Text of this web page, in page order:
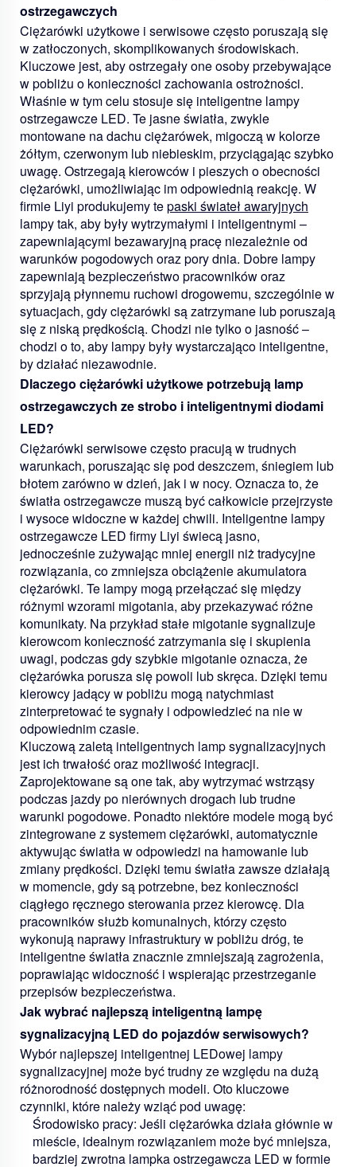
ostrzegawczych
Ciężarówki użytkowe i serwisowe często poruszają się
w zatłoczonych, skomplikowanych środowiskach.
Kluczowe jest, aby ostrzegały one osoby przebywające
w pobliżu o konieczności zachowania ostrożności.
Właśnie w tym celu stosuje się inteligentne lampy
ostrzegawcze LED. Te jasne światła, zwykle
montowane na dachu ciężarówek, migoczą w kolorze
żółtym, czerwonym lub niebieskim, przyciągając szybko
uwagę. Ostrzegają kierowców i pieszych o obecności
ciężarówki, umożliwiając im odpowiednią reakcję. W
firmie Liyi produkujemy tepaski świateł awaryjnych
lampy tak, aby były wytrzymałymi i inteligentnymi –
zapewniającymi bezawaryjną pracę niezależnie od
warunków pogodowych oraz pory dnia. Dobre lampy
zapewniają bezpieczeństwo pracowników oraz
sprzyjają płynnemu ruchowi drogowemu, szczególnie w
sytuacjach, gdy ciężarówki są zatrzymane lub poruszają
się z niską prędkością. Chodzi nie tylko o jasność –
chodzi o to, aby lampy były wystarczająco inteligentne,
by działać niezawodnie.
Dlaczego ciężarówki użytkowe potrzebują lamp
ostrzegawczych ze strobo i inteligentnymi diodami
LED?
Ciężarówki serwisowe często pracują w trudnych
warunkach, poruszając się pod deszczem, śniegiem lub
błotem zarówno w dzień, jak i w nocy. Oznacza to, że
światła ostrzegawcze muszą być całkowicie przejrzyste
i wysoce widoczne w każdej chwili. Inteligentne lampy
ostrzegawcze LED firmy Liyi świecą jasno,
jednocześnie zużywając mniej energii niż tradycyjne
rozwiązania, co zmniejsza obciążenie akumulatora
ciężarówki. Te lampy mogą przełączać się między
różnymi wzorami migotania, aby przekazywać różne
komunikaty. Na przykład stałe migotanie sygnalizuje
kierowcom konieczność zatrzymania się i skupienia
uwagi, podczas gdy szybkie migotanie oznacza, że
ciężarówka porusza się powoli lub skręca. Dzięki temu
kierowcy jadący w pobliżu mogą natychmiast
zinterpretować te sygnały i odpowiedzieć na nie w
odpowiednim czasie.
Kluczową zaletą inteligentnych lamp sygnalizacyjnych
jest ich trwałość oraz możliwość integracji.
Zaprojektowane są one tak, aby wytrzymać wstrząsy
podczas jazdy po nierównych drogach lub trudne
warunki pogodowe. Ponadto niektóre modele mogą być
zintegrowane z systemem ciężarówki, automatycznie
aktywując światła w odpowiedzi na hamowanie lub
zmiany prędkości. Dzięki temu światła zawsze działają
w momencie, gdy są potrzebne, bez konieczności
ciągłego ręcznego sterowania przez kierowcę. Dla
pracowników służb komunalnych, którzy często
wykonują naprawy infrastruktury w pobliżu dróg, te
inteligentne światła znacznie zmniejszają zagrożenia,
poprawiając widoczność i wspierając przestrzeganie
przepisów bezpieczeństwa.
Jak wybrać najlepszą inteligentną lampę
sygnalizacyjną LED do pojazdów serwisowych?
Wybór najlepszej inteligentnej LEDowej lampy
sygnalizacyjnej może być trudny ze względu na dużą
różnorodność dostępnych modeli. Oto kluczowe
czynniki, które należy wziąć pod uwagę:
Środowisko pracy: Jeśli ciężarówka działa głównie w
mieście, idealnym rozwiązaniem może być mniejsza,
bardziej zwrotna lampka ostrzegawcza LED w formie